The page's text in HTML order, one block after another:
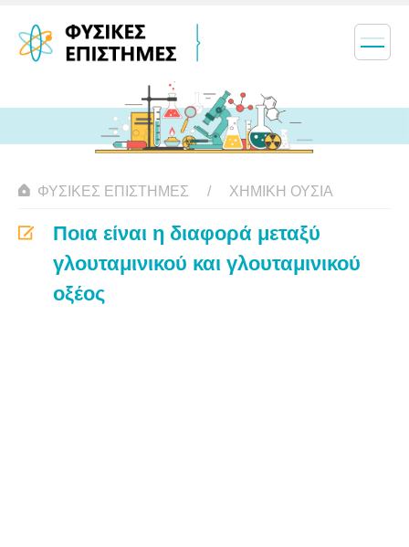
ΦΥΣΙΚΈΣ ΕΠΙΣΤΉΜΕΣ ΧΗΜΙΚΉ ΟΥΣΊΑ
Ποια είναι η διαφορά μεταξύ
γλουταμινικού και γλουταμινικού
οξέος